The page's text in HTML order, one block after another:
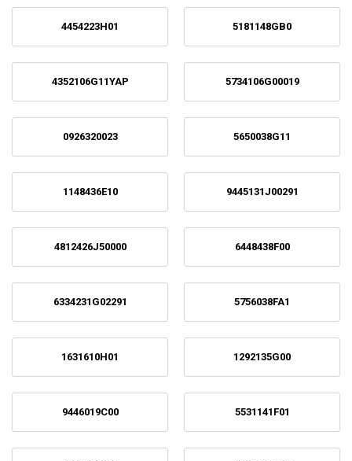
4454223H01 5181148GB0
4352106G11YAP 5734106G00019
0926320023 5650038G11
1148436E10 9445131J00291
4812426J50000 6448438F00
6334231G02291 5756038FA1
1631610H01 1292135G00
9446019C00 5531141F01